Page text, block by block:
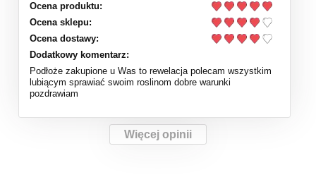
Ocena produktu:
Ocena sklepu:
Ocena dostawy:
Dodatkowy komentarz:
Podłoże zakupione u Was to rewelacja polecam wszystkim
lubiącym sprawiać swoim roslinom dobre warunki
pozdrawiam
Więcej opinii